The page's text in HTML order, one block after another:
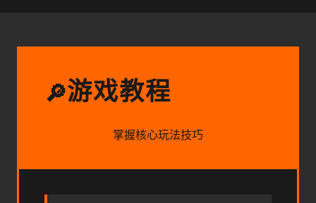
🔎游戏教程
掌握核心玩法技巧